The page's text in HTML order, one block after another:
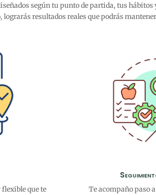
según tu punto de partida, tus
, lograrás resultados reales que podrás
que te
Te acompaño paso